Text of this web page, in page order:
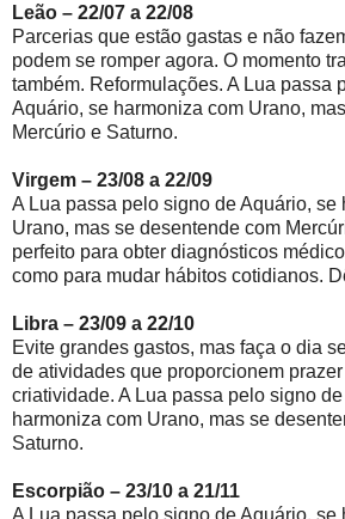
Leão – 22/07 a 22/08
Parcerias que estão gastas e não
podem se romper agora. O momento
também. Reformulações. A Lua passa
Aquário, se harmoniza com Urano,
Mercúrio e Saturno.
Virgem – 23/08 a 22/09
A Lua passa pelo signo de Aquário, se
Urano, mas se desentende com
perfeito para obter diagnósticos
como para mudar hábitos cotidianos.
Libra – 23/09 a 22/10
Evite grandes gastos, mas faça o dia
de atividades que proporcionem
criatividade. A Lua passa pelo signo
harmoniza com Urano, mas se
Saturno.
Escorpião – 23/10 a 21/11
A Lua passa pelo signo de Aquário, se